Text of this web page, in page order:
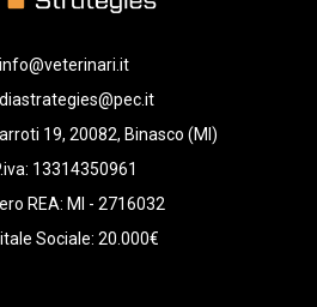
info@veterinari.it
19, 20082, Binasco (MI)
13314350961
REA: MI - 2716032
Sociale: 20.000€